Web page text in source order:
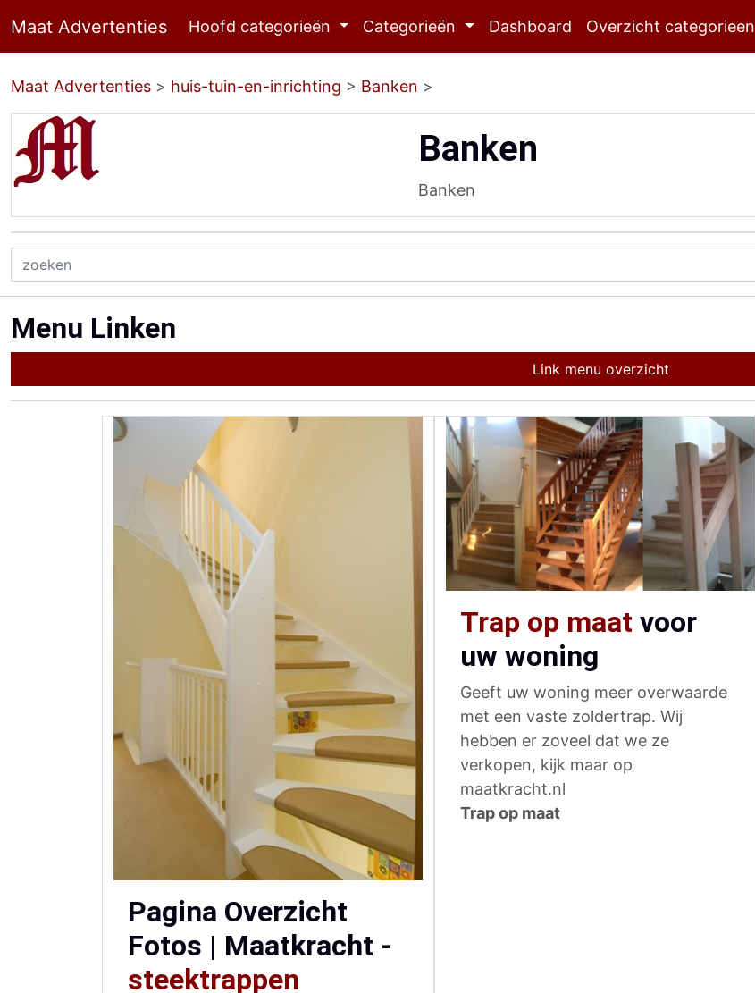
Maat Advertenties Hoofd categorieën Categorieën Dashboard Overzicht categorieen
Maat Advertenties > huis-tuin-en-inrichting > Banken >
Banken
Banken
Menu Linken
Link menu overzicht
Pagina Overzicht
Fotos | Maatkracht -
steektrappen
Trap op maat voor
uw woning
Geeft uw woning meer overwaarde
met een vaste zoldertrap. Wij
hebben er zoveel dat we ze
verkopen, kijk maar op
maatkracht.nl
Trap op maat